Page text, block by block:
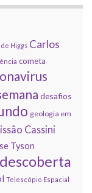
de Higgs Carlos
cometa
desafios
geologia em
Cassini
Tyson
Telescópio Espacial